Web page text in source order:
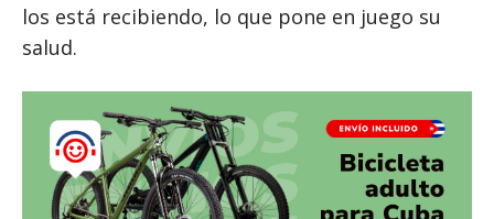
los está recibiendo, lo que pone en juego su
salud.